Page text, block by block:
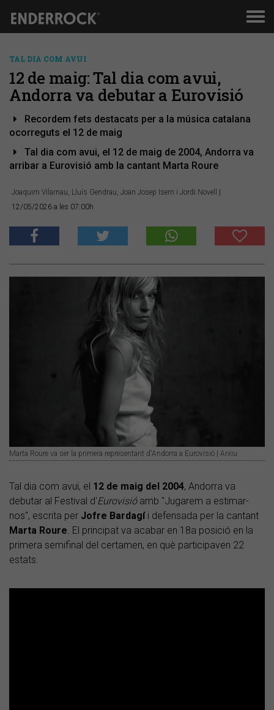
TAL DIA COM AVUI
12 de maig: Tal dia com avui,
Andorra va debutar a Eurovisió
Recordem fets destacats per a la música catalana
ocorreguts el 12 de maig
Tal dia com avui, el 12 de maig de 2004, Andorra va
arribar a Eurovisió amb la cantant Marta Roure
Joaquim Vilarnau, Lluís Gendrau, Joan Josep Isern i Jordi Novell
12/05/2026 a les 07:00h
Marta Roure va ser la primera representant d'Andorra a Eurovisió | Arxiu
Tal dia com avui, el 12 de maig del 2004, Andorra va
debutar al Festival d'Eurovisióamb "Jugarem a estimar-
nos", escrita per Jofre Bardagíi defensada per la cantant
Marta Roure. El principat va acabar en 18a posició en la
primera semifinal del certamen, en què participaven 22
estats.